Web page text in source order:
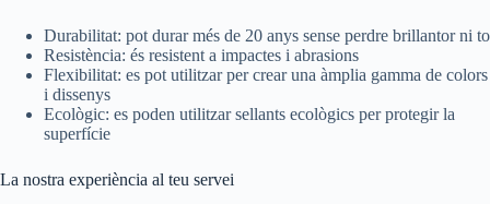
Durabilitat: pot durar més de 20 anys sense perdre brillantor ni to
Resistència: és resistent a impactes i abrasions
Flexibilitat: es pot utilitzar per crear una àmplia gamma de colors
i dissenys
Ecològic: es poden utilitzar sellants ecològics per protegir la
superfície
La nostra experiència al teu servei